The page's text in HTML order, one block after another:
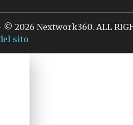
Nextwork360. ALL
sito